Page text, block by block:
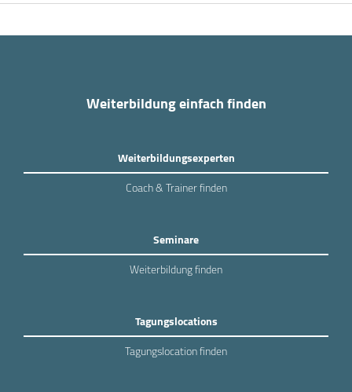
Weiterbildung einfach finden
Weiterbildungsexperten
Coach & Trainer finden
Seminare
Weiterbildung finden
Tagungslocations
Tagungslocation finden